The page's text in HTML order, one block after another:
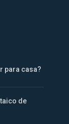
para casa?
de